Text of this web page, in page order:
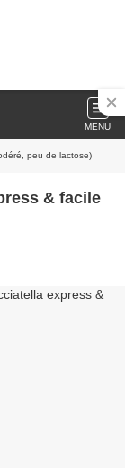
MENU
peu de lactose)
& facile